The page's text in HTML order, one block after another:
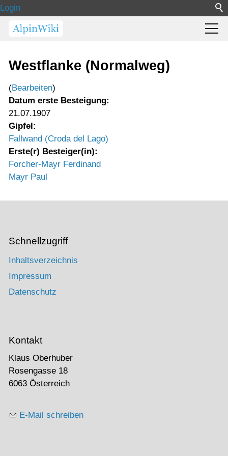
Login
Westflanke (Normalweg)
(Bearbeiten)
Datum erste Besteigung:
21.07.1907
Gipfel:
Fallwand (Croda del Lago)
Erste(r) Besteiger(in):
Forcher-Mayr Ferdinand
Mayr Paul
Schnellzugriff
Inhaltsverzeichnis
Impressum
Datenschutz
Kontakt
Klaus Oberhuber
Rosengasse 18
6063 Österreich
E-Mail schreiben